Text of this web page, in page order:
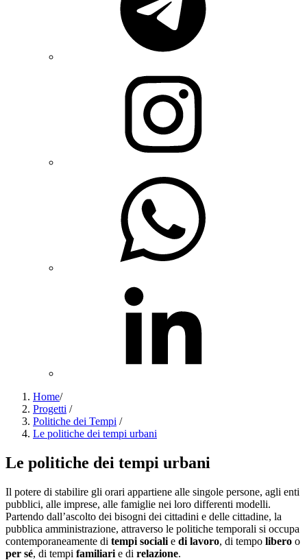
Home/
Progetti /
Politiche dei Tempi /
Le politiche dei tempi urbani
Le politiche dei tempi urbani
Il potere di stabilire gli orari appartiene alle singole persone, agli enti
pubblici, alle imprese, alle famiglie nei loro differenti modelli.
Partendo dall’ascolto dei bisogni dei cittadini e delle cittadine, la
pubblica amministrazione, attraverso le politiche temporali si occupa
contemporaneamente di tempi sociali e di lavoro, di tempo libero o
per sé, di tempi familiari e di relazione.